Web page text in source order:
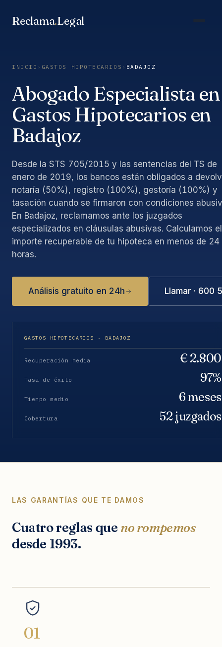
Reclama.Legal
INICIO › GASTOS HIPOTECARIOS › BADAJOZ
Abogado Especialista en
Gastos Hipotecarios en
Badajoz
Desde la STS 705/2015 y las sentencias del TS de
enero de 2019, los bancos están obligados a
notaría (50%), registro (100%), gestoría (100%) y
tasación cuando se firmaron con condiciones
En Badajoz, reclamamos ante los juzgados
especializados en cláusulas abusivas. Calculamos el
importe recuperable de tu hipoteca en menos de 24
horas.
Análisis gratuito en 24h Llamar · 600
GASTOS HIPOTECARIOS · BADAJOZ
Recuperación media € 2.800
Tasa de éxito 97%
Tiempo medio 6 meses
Cobertura 52 juzgados
LAS GARANTÍAS QUE TE DAMOS
Cuatro reglas que no rompemos
desde 1993.
01